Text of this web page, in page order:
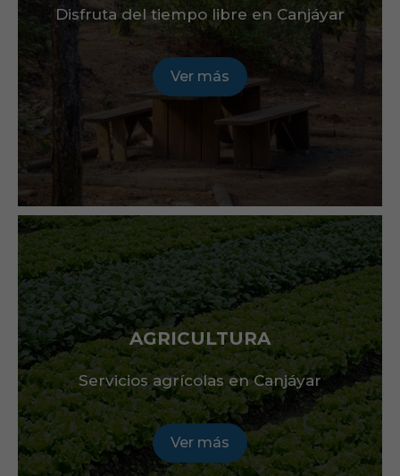
Disfruta del tiempo libre en Canjáyar
Ver más
AGRICULTURA
Servicios agrícolas en Canjáyar
Ver más